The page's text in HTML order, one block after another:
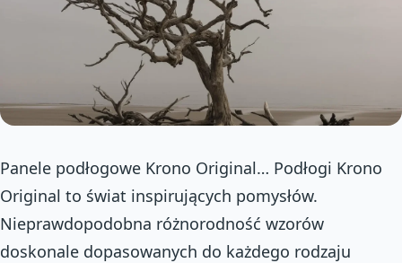
Panele podłogowe Krono Original… Podłogi Krono
Original to świat inspirujących pomysłów.
Nieprawdopodobna różnorodność wzorów
doskonale dopasowanych do każdego rodzaju